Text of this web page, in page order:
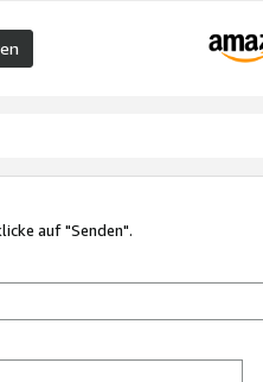
auf "Senden".